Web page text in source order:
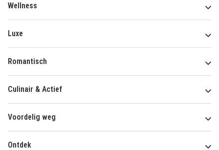
Wellness
Luxe
Romantisch
Culinair & Actief
Voordelig weg
Ontdek